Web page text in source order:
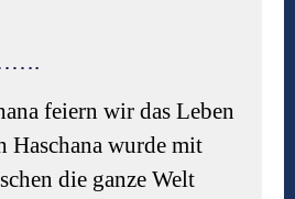
feiern wir das Leben
Haschana wurde mit
die ganze Welt